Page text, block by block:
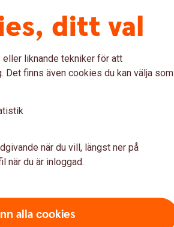
Helena Strid
Kundtjänstrådgivare
ditt val
liknande tekniker för att
finns även cookies du kan välja som
när du vill, längst ner på
när du är inloggad.
alla cookies